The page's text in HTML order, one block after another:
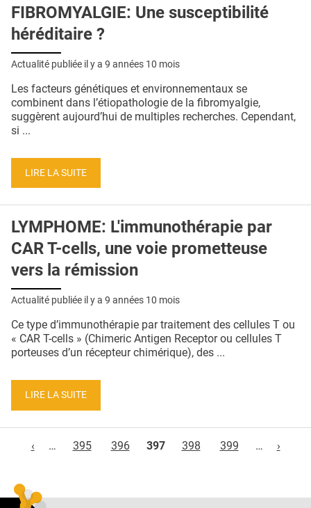
FIBROMYALGIE: Une susceptibilité
héréditaire ?
Actualité publiée il y a 9 années 10 mois
Les facteurs génétiques et environnementaux se
combinent dans l’étiopathologie de la fibromyalgie,
suggèrent aujourd’hui de multiples recherches. Cependant,
si ...
LIRE LA SUITE
LYMPHOME: L'immunothérapie par
CAR T-cells, une voie prometteuse
vers la rémission
Actualité publiée il y a 9 années 10 mois
Ce type d’immunothérapie par traitement des cellules T ou
« CAR T-cells » (Chimeric Antigen Receptor ou cellules T
porteuses d’un récepteur chimérique), des ...
LIRE LA SUITE
‹
… 395 396 397 398 399 … ›